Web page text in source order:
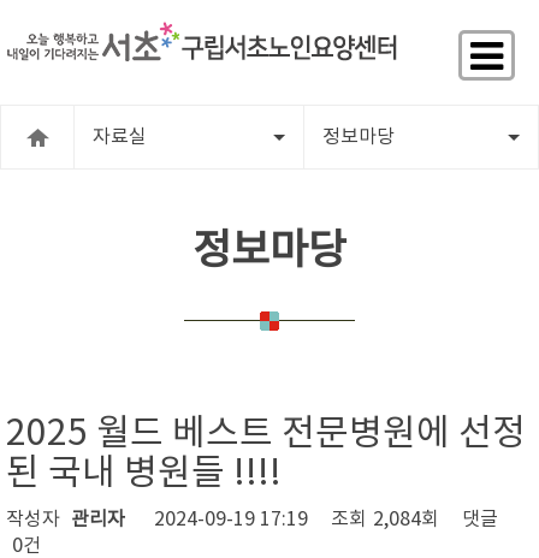
자료실 정보마당
정보마당
2025 월드 베스트 전문병원에 선정
된 국내 병원들 !!!!
작성자 관리자 2024-09-19 17:19 조회 2,084회
댓글
0건